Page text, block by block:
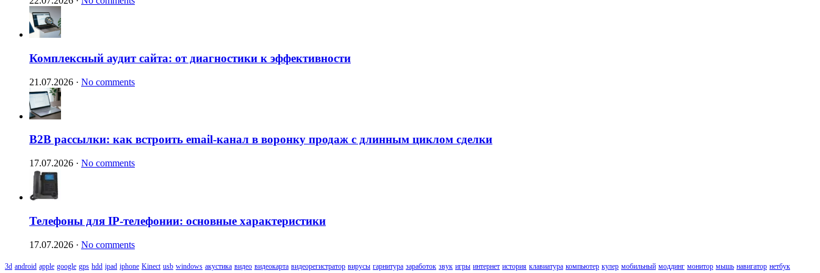
Комплексный аудит сайта: от диагностики к эффективности
21.07.2026 · No comments
B2B рассылки: как встроить email-канал в воронку продаж с длинным циклом сделки
17.07.2026 · No comments
Телефоны для IP-телефонии: основные характеристики
17.07.2026 · No comments
3d android apple google gps hdd ipad iphone Kinect usb windows акустика видео видеокарта видеорегистратор вирусы гарнитура заработок звук игры интернет история клавиатура компьютер кулер мобильный моддинг монитор мышь навигатор нетбук